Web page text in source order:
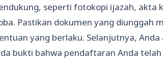
seperti fotokopi ijazah, akta
Pastikan dokumen yang diunggah
yang berlaku. Selanjutnya,
bukti bahwa pendaftaran Anda